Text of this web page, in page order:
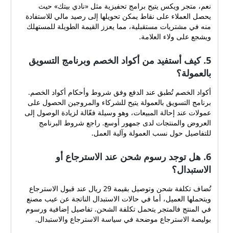
نعم، متجر ويكس يتيح برامج تحفيزية مثل «نادي بيتك» حيث
يحصل العملاء على نقاط يمكن تحويلها إلى رصيد مالي للاستفادة
منه في مشتريات مستقبلية، مما يعزز القيمة الطويلة للمستهلك
ويشجع على ولاء العلامة.
5. كيف أستفيد من أكواد الخصم وبرنامج التسويق
بالعمولة؟
أكواد الخصم تُطبق عند الدفع وفق شروط وأحكام أكواد الخصم.
برنامج التسويق بالعمولة يتيح للشركاء والمروجين الحصول على
عمولات عند إحالة المبيعات، وهو وسيلة فعّالة لزيادة الوصول إلى
العروض والمنتجات لدى جمهور أوسع. راجع شروط البرنامج
للتفاصيل حول نسب العمولة وآلية العمل.
6. هل توجد رسوم شحن عند الاسترجاع أو
الاستبدال؟
تُضاف تكلفة شحن وتوصيل بقيمة 29 ريال عند قبول الاسترجاع
ويتحملها العميل، أما في حالات الاستبدال الناتجة عن عيب مصنع
في المنتج فالمتجر يتحمل تكلفة الشحن. تفاصيل إضافية ورسوم
بوليصة الاسترجاع موضحة في سياسة الاسترجاع والاستبدال.